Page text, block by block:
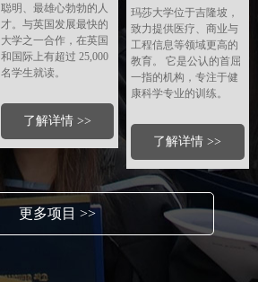
聪明、最雄心勃勃的人
才。与英国发展最快的
大学之一合作，在英国
和国际上有超过 25,000
名学生就读。
了解详情 >>
玛莎大学位于吉隆坡，
致力提供医疗、商业与
工程信息等领域更高的
教育。 它是公认的首屈
一指的机构，专注于健
康科学专业的训练。
了解详情 >>
更多项目 >>